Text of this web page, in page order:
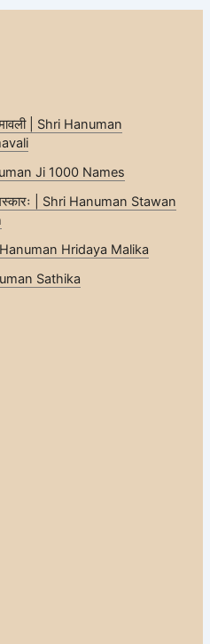
| Shri Hanuman
Ji 1000 Names
| Shri Hanuman Stawan
Hanuman Hridaya Malika
Sathika